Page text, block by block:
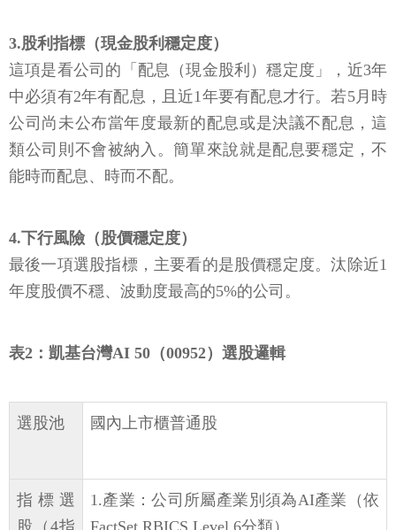
3.股利指標（現金股利穩定度）
這項是看公司的「配息（現金股利）穩定度」，近3年
中必須有2年有配息，且近1年要有配息才行。若5月時
公司尚未公布當年度最新的配息或是決議不配息，這
類公司則不會被納入。簡單來說就是配息要穩定，不
能時而配息、時而不配。
4.下行風險（股價穩定度）
最後一項選股指標，主要看的是股價穩定度。汰除近1
年度股價不穩、波動度最高的5%的公司。
表2：凱基台灣AI 50（00952）選股邏輯
選股池 國內上市櫃普通股
指標選
股（4指
1.產業：公司所屬產業別須為AI產業（依
FactSet RBICS Level 6分類）